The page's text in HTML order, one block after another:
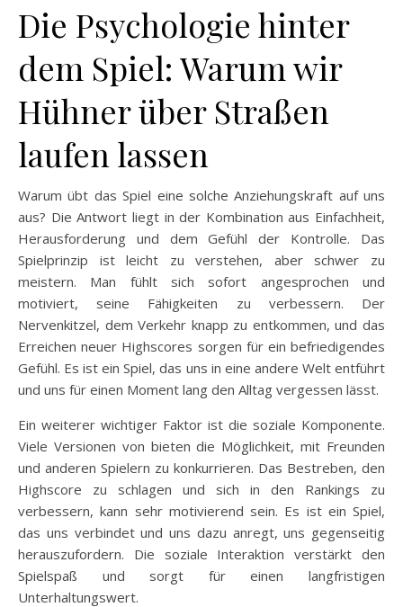
Die Psychologie hinter
dem Spiel: Warum wir
Hühner über Straßen
laufen lassen
Warum übt das Spiel eine solche Anziehungskraft auf uns
aus? Die Antwort liegt in der Kombination aus Einfachheit,
Herausforderung und dem Gefühl der Kontrolle. Das
Spielprinzip ist leicht zu verstehen, aber schwer zu
meistern. Man fühlt sich sofort angesprochen und
motiviert, seine Fähigkeiten zu verbessern. Der
Nervenkitzel, dem Verkehr knapp zu entkommen, und das
Erreichen neuer Highscores sorgen für ein befriedigendes
Gefühl. Es ist ein Spiel, das uns in eine andere Welt entführt
und uns für einen Moment lang den Alltag vergessen lässt.
Ein weiterer wichtiger Faktor ist die soziale Komponente.
Viele Versionen von bieten die Möglichkeit, mit Freunden
und anderen Spielern zu konkurrieren. Das Bestreben, den
Highscore zu schlagen und sich in den Rankings zu
verbessern, kann sehr motivierend sein. Es ist ein Spiel,
das uns verbindet und uns dazu anregt, uns gegenseitig
herauszufordern. Die soziale Interaktion verstärkt den
Spielspaß und sorgt für einen langfristigen
Unterhaltungswert.